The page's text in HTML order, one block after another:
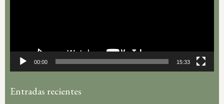
00:00 15:33
Entradas recientes